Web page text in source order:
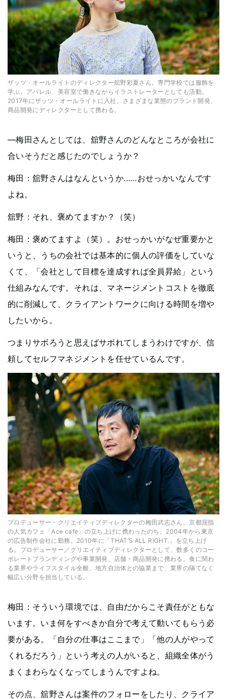
ザッツ・オールライトのディレクター舘野彩夏さん。専門学校では服飾を
学ぶ。アパレル、美容室で働きながらイラストレーターとしても活動。
2017年にザッツ・オールライトに入社。さまざまな業態のブランド開発、
商品開発にディレクターとして携わる。
—梅田さんとしては、舘野さんのどんなところが会社に
合いそうだと感じたのでしょうか？
梅田：舘野さんはなんというか……おせっかいなんです
よね。
舘野：それ、褒めてますか？（笑）
梅田：褒めてますよ（笑）。おせっかいがなぜ重要かと
いうと、うちの会社では基本的に個人の評価をしていな
くて、「会社として目標を達成すれば全員昇給」という
仕組みなんです。それは、マネージメントコストを徹底
的に削減して、クライアントワークに向ける時間を増や
したいから。
つまりサボろうと思えばサボれてしまうわけですが、信
頼してセルフマネジメントを任せているんです。
プロデューサー・クリエイティブディレクターの梅田武志さん。京都屈指
の人気カフェ「Ace cafe」の立ち上げに携わったのち、2004年から東京
の広告制作会社に勤務。2010年に「THAT’S ALL RIGHT.」を立ち上げ
る。プロデューサー／クリエイティブディレクターとして、数多くのコー
ポレートブランディングや事業開発、店舗・商品開発に携わる。食に関わ
る業界やライフスタイル全般、地方自治体との協業まで、業界の隔てなく
幅広い分野を担当している。
梅田：そういう環境では、自由だからこそ責任がともな
います。いま何をすべきか自分で考えて動いてもらう必
要がある。「自分の仕事はここまで」「他の人がやって
くれるだろう」という考えの人がいると、組織全体がう
まくまわらなくなってしまうんですよね。
その点、舘野さんは案件のフォローをしたり、クライア